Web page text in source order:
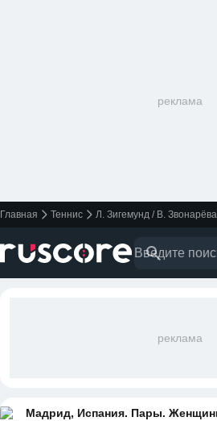
реклама
Главная Теннис Л. Зигемунд / В.
реклама
Мадрид, Испания. Пары.